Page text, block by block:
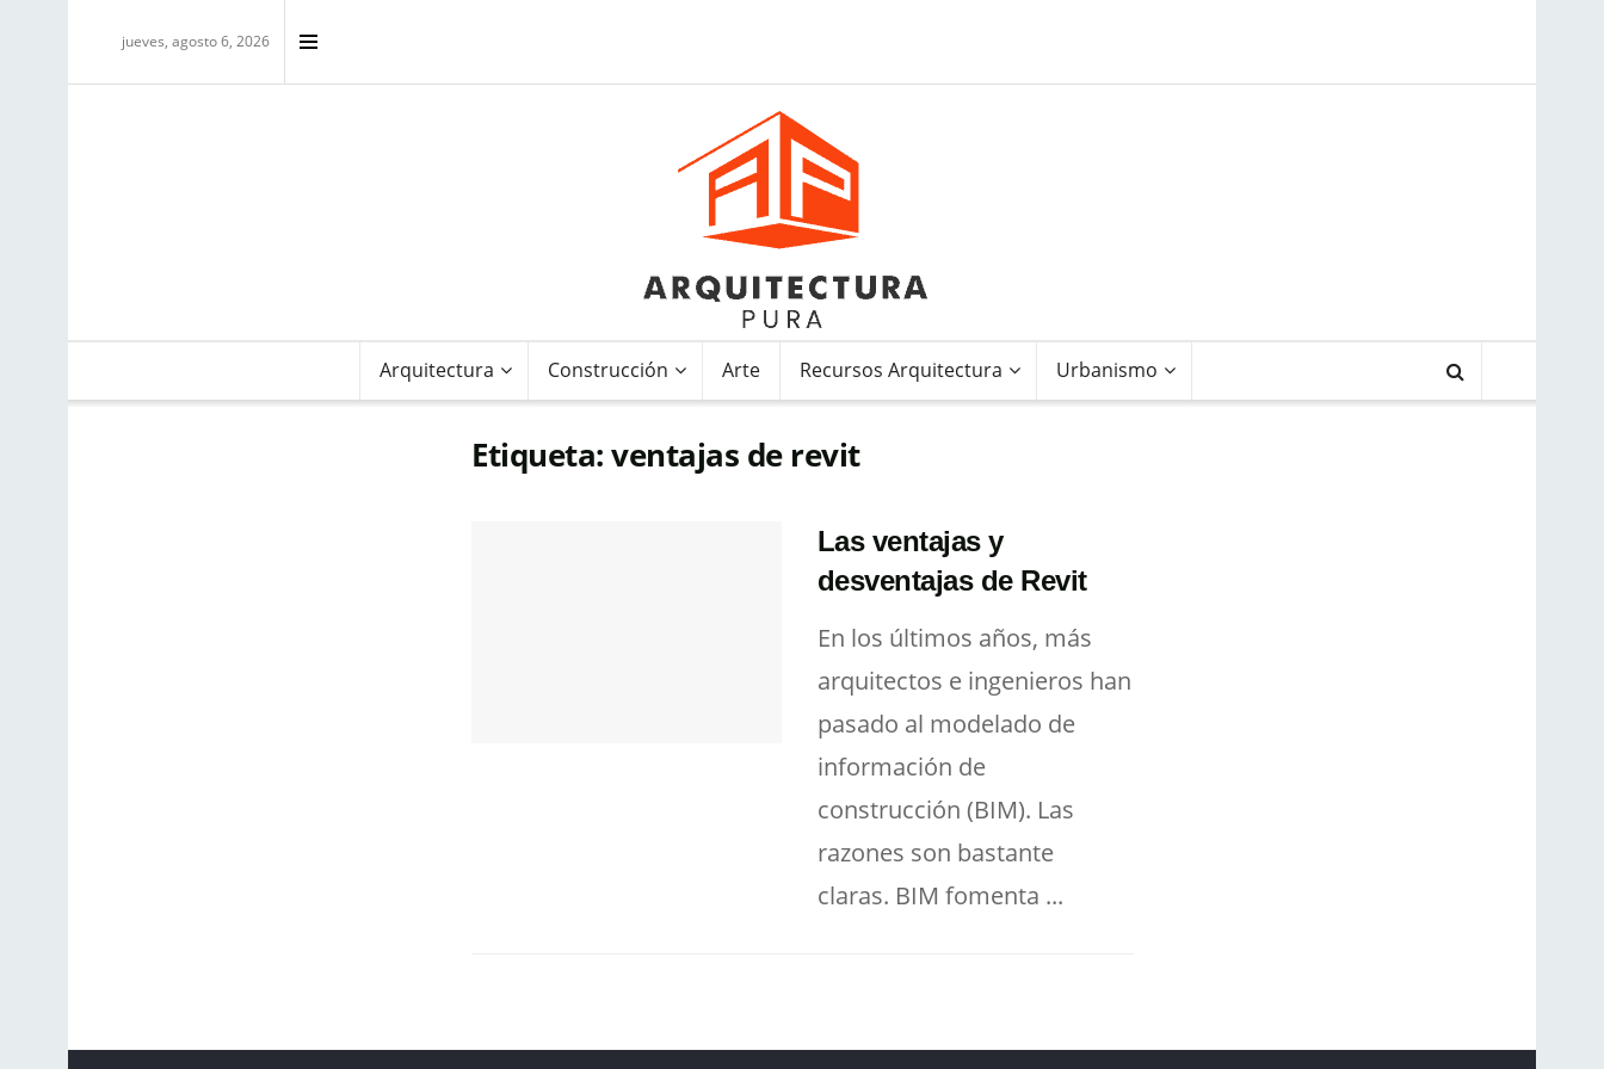
jueves, agosto 6, 2026
Arquitectura Construcción Arte Recursos Arquitectura Urbanismo
Etiqueta:ventajas de revit
Las ventajas y
desventajas de Revit
En los últimos años, más
arquitectos e ingenieros han
pasado al modelado de
información de
construcción (BIM). Las
razones son bastante
claras. BIM fomenta ...